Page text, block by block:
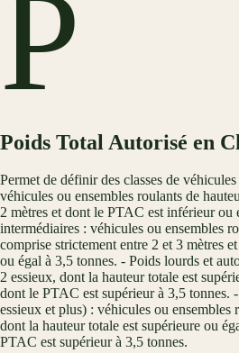
P
Poids Total Autorisé en
Permet de définir des classes de
véhicules ou ensembles roulants de
2 mètres et dont le PTAC est inférieur ou
intermédiaires : véhicules ou ensembles
comprise strictement entre 2 et 3 mètres
ou égal à 3,5 tonnes. - Poids lourds et
2 essieux, dont la hauteur totale est
dont le PTAC est supérieur à 3,5 tonnes.
essieux et plus) : véhicules ou ensembles
dont la hauteur totale est supérieure ou
PTAC est supérieur à 3,5 tonnes.